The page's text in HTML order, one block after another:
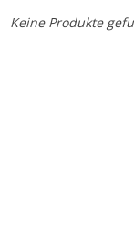
Keine Produkte